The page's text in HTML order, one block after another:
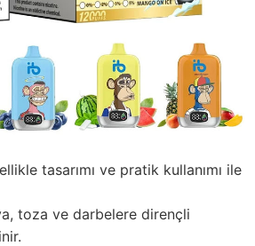
tasarımı ve pratik kullanımı ile
toza ve darbelere dirençli